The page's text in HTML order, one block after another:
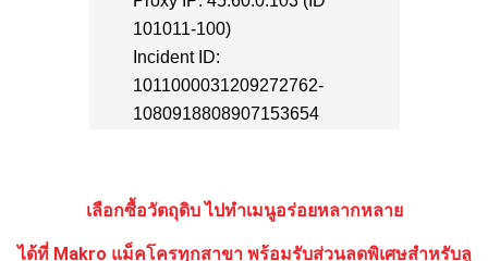
เลือกซื้อวัตถุดิบ ไปทำเมนูอร่อยหลากหลาย
ได้ที่ Makro แม็คโครทุกสาขา พร้อมรับส่วนลดพิเศษสำหรับลู